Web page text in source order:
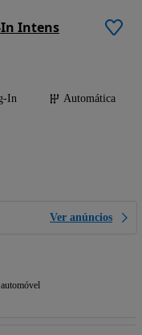
In Intens
In
Automática
Ver anúncios